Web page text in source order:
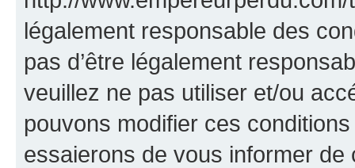
légalement responsable des
pas d’être légalement
veuillez ne pas utiliser et/ou
pouvons modifier ces
essaierons de vous informer